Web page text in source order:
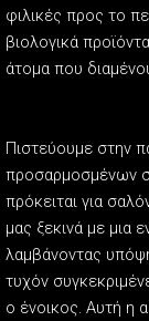
φιλικές προς το
βιολογικά
άτομα που
Πιστεύουμε στην
προσαρμοσμένων
πρόκειται για
μας ξεκινά με μια
λαμβάνοντας
τυχόν
ο ένοικος. Αυτή η